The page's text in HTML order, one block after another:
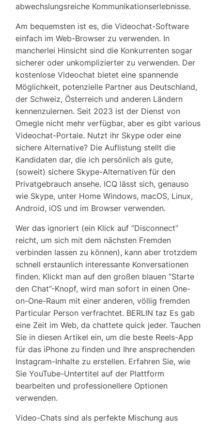
abwechslungsreiche Kommunikationserlebnisse.
Am bequemsten ist es, die Videochat-Software
einfach im Web-Browser zu verwenden. In
mancherlei Hinsicht sind die Konkurrenten sogar
sicherer oder unkomplizierter zu verwenden. Der
kostenlose Videochat bietet eine spannende
Möglichkeit, potenzielle Partner aus Deutschland,
der Schweiz, Österreich und anderen Ländern
kennenzulernen. Seit 2023 ist der Dienst von
Omegle nicht mehr verfügbar, aber es gibt various
Videochat-Portale. Nutzt ihr Skype oder eine
sichere Alternative? Die Auflistung stellt die
Kandidaten dar, die ich persönlich als gute,
(soweit) sichere Skype-Alternativen für den
Privatgebrauch ansehe. ICQ lässt sich, genauso
wie Skype, unter Home Windows, macOS, Linux,
Android, iOS und im Browser verwenden.
Wer das ignoriert (ein Klick auf “Disconnect”
reicht, um sich mit dem nächsten Fremden
verbinden lassen zu können), kann aber trotzdem
schnell erstaunlich interessante Konversationen
finden. Klickt man auf den großen blauen “Starte
den Chat”-Knopf, wird man sofort in einen One-
on-One-Raum mit einer anderen, völlig fremden
Particular Person verfrachtet. BERLIN taz Es gab
eine Zeit im Web, da chattete quick jeder. Tauchen
Sie in diesen Artikel ein, um die beste Reels-App
für das iPhone zu finden und Ihre ansprechenden
Instagram-Inhalte zu erstellen. Erfahren Sie, wie
Sie YouTube-Untertitel auf der Plattform
bearbeiten und professionellere Optionen
verwenden.
Video-Chats sind als perfekte Mischung aus